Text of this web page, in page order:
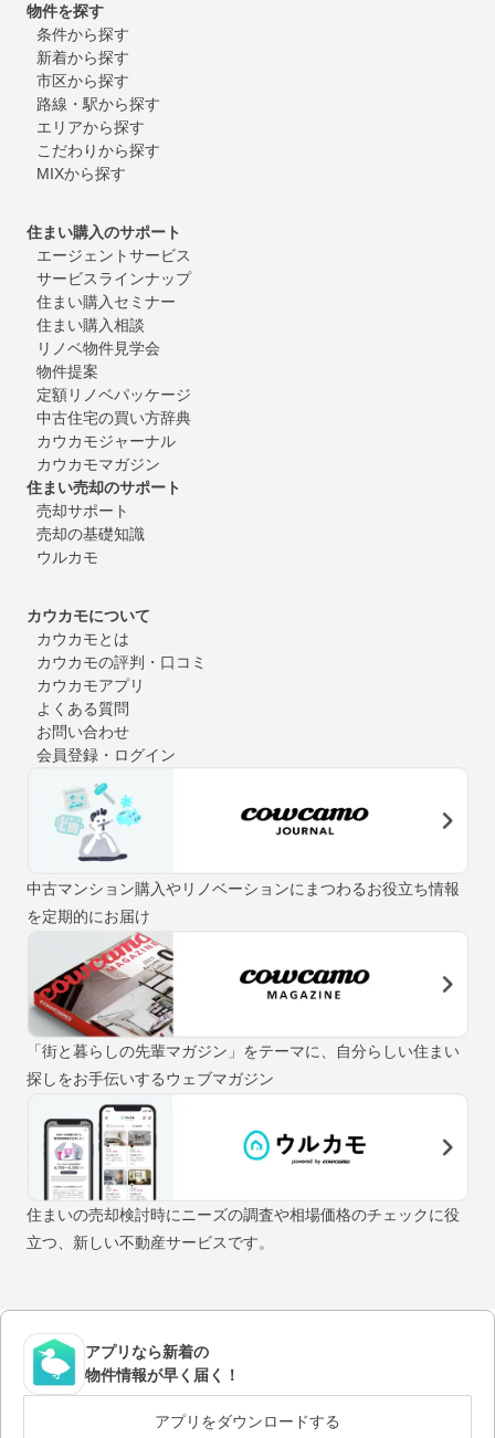
物件を探す
条件から探す
新着から探す
市区から探す
路線・駅から探す
エリアから探す
こだわりから探す
MIXから探す
住まい購入のサポート
エージェントサービス
サービスラインナップ
住まい購入セミナー
住まい購入相談
リノベ物件見学会
物件提案
定額リノベパッケージ
中古住宅の買い方辞典
カウカモジャーナル
カウカモマガジン
住まい売却のサポート
売却サポート
売却の基礎知識
ウルカモ
カウカモについて
カウカモとは
カウカモの評判・口コミ
カウカモアプリ
よくある質問
お問い合わせ
会員登録・ログイン
中古マンション購入やリノベーションにまつわるお役立ち情報
を定期的にお届け
「街と暮らしの先輩マガジン」をテーマに、自分らしい住まい
探しをお手伝いするウェブマガジン
住まいの売却検討時にニーズの調査や相場価格のチェックに役
立つ、新しい不動産サービスです。
アプリなら新着の
物件情報が早く届く！
アプリをダウンロードする